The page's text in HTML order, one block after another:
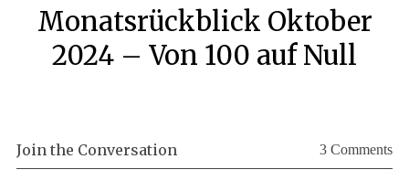
Monatsrückblick Oktober
2024 – Von 100 auf Null
Join the Conversation 3 Comments